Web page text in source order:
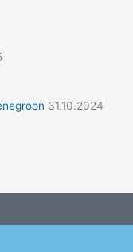
31.10.2024